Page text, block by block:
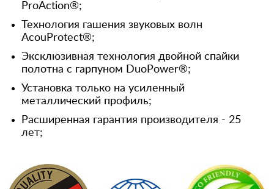
ProAction®;
Технология гашения звуковых волн
AcouProtect®;
Эксклюзивная технология двойной спайки
полотна с гарпуном DuoPower®;
Установка только на усиленный
металлический профиль;
Расширенная гарантия производителя - 25
лет;